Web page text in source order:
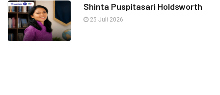
Shinta Puspitasari Holdsworth
25 Juli 2026